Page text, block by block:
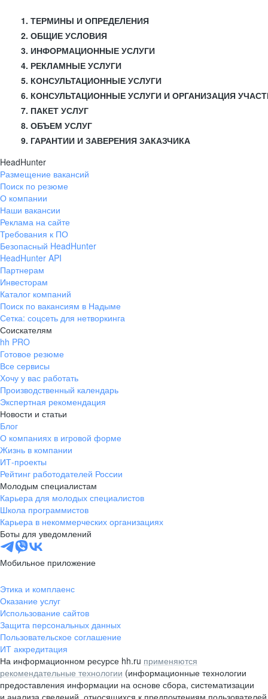
1. ТЕРМИНЫ И ОПРЕДЕЛЕНИЯ
2. ОБЩИЕ УСЛОВИЯ
3. ИНФОРМАЦИОННЫЕ УСЛУГИ
4. РЕКЛАМНЫЕ УСЛУГИ
5. КОНСУЛЬТАЦИОННЫЕ УСЛУГИ
6. КОНСУЛЬТАЦИОННЫЕ УСЛУГИ И ОРГАНИЗАЦИЯ
7. ПАКЕТ УСЛУГ
8. ОБЪЕМ УСЛУГ
9. ГАРАНТИИ И ЗАВЕРЕНИЯ ЗАКАЗЧИКА
HeadHunter
Размещение вакансий
Поиск по резюме
О компании
Наши вакансии
Реклама на сайте
Требования к ПО
Безопасный HeadHunter
HeadHunter API
Партнерам
Инвесторам
Каталог компаний
Поиск по вакансиям в Надыме
Сетка: соцсеть для нетворкинга
Соискателям
hh PRO
Готовое резюме
Все сервисы
Хочу у вас работать
Производственный календарь
Экспертная рекомендация
Новости и статьи
Блог
О компаниях в игровой форме
Жизнь в компании
ИТ-проекты
Рейтинг работодателей России
Молодым специалистам
Карьера для молодых специалистов
Школа программистов
Карьера в некоммерческих организациях
Боты для уведомлений
Мобильное приложение
Этика и комплаенс
Оказание услуг
Использование сайтов
Защита персональных данных
Пользовательское соглашение
ИТ аккредитация
На информационном ресурсе hh.ru применяются
рекомендательные технологии (информационные технологии
предоставления информации на основе сбора, систематизации
и анализа сведений, относящихся к предпочтениям пользователей